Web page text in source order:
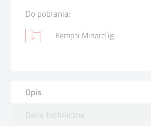
Do pobrania:
Kemppi MinarcTig
Opis